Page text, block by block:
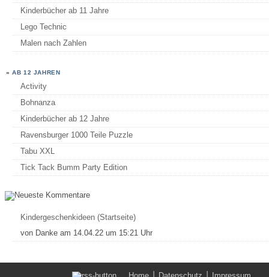
Kinderbücher ab 11 Jahre
Lego Technic
Malen nach Zahlen
»AB 12 JAHREN
Activity
Bohnanza
Kinderbücher ab 12 Jahre
Ravensburger 1000 Teile Puzzle
Tabu XXL
Tick Tack Bumm Party Edition
Kindergeschenkideen (Startseite)
von Danke am 14.04.22 um 15:21 Uhr